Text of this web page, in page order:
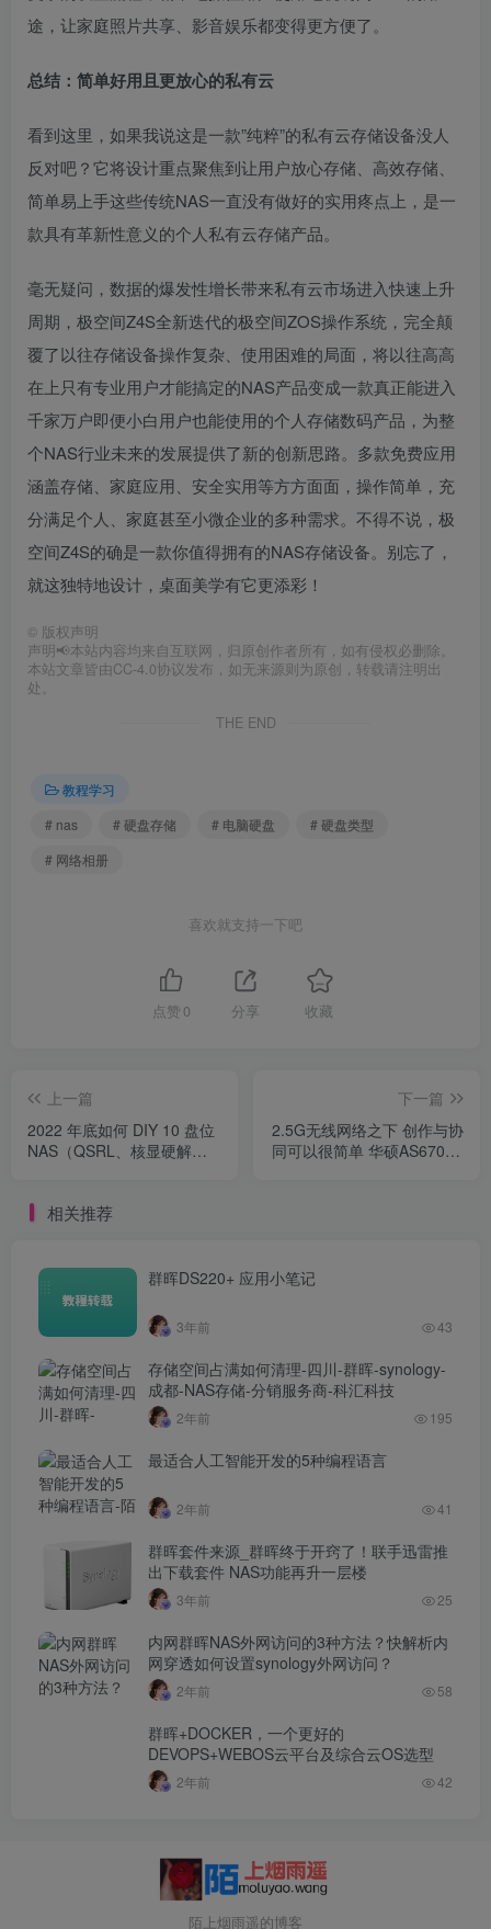
途，让家庭照片共享、影音娱乐都变得更方便了。
总结：简单好用且更放心的私有云
看到这里，如果我说这是一款”纯粹”的私有云存储设备没人
反对吧？它将设计重点聚焦到让用户放心存储、高效存储、
简单易上手这些传统NAS一直没有做好的实用疼点上，是一
款具有革新性意义的个人私有云存储产品。
毫无疑问，数据的爆发性增长带来私有云市场进入快速上升
周期，极空间Z4S全新迭代的极空间ZOS操作系统，完全颠
覆了以往存储设备操作复杂、使用困难的局面，将以往高高
在上只有专业用户才能搞定的NAS产品变成一款真正能进入
千家万户即便小白用户也能使用的个人存储数码产品，为整
个NAS行业未来的发展提供了新的创新思路。多款免费应用
涵盖存储、家庭应用、安全实用等方方面面，操作简单，充
分满足个人、家庭甚至小微企业的多种需求。不得不说，极
空间Z4S的确是一款你值得拥有的NAS存储设备。别忘了，
就这独特地设计，桌面美学有它更添彩！
© 版权声明
声明📢本站内容均来自互联网，归原创作者所有，如有侵权必删除。
本站文章皆由CC-4.0协议发布，如无来源则为原创，转载请注明出
处。
THE END
教程学习
# nas
# 硬盘存储 # 电脑硬盘
# 硬盘类型
# 网络相册
喜欢就支持一下吧
点赞 0 分享 收藏
上一篇
2022 年底如何 DIY 10 盘位
NAS（QSRL、核显硬解、
下一篇
2.5G无线网络之下 创作与协
同可以很简单 华硕AS6704T
相关推荐
群晖DS220+ 应用小笔记
3年前 43
存储空间占满如何清理-四川-群晖-synology-
成都-NAS存储-分销服务商-科汇科技
2年前 195
最适合人工智能开发的5种编程语言
2年前 41
群晖套件来源_群晖终于开窍了！联手迅雷推
出下载套件 NAS功能再升一层楼
3年前 25
内网群晖NAS外网访问的3种方法？快解析内
网穿透如何设置synology外网访问？
2年前 58
群晖+DOCKER，一个更好的
DEVOPS+WEBOS云平台及综合云OS选型
2年前 42
陌上烟雨遥的博客